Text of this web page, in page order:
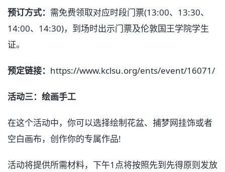
预订方式： 需免费领取对应时段门票(13:00、13:30、
14:00、14:30)，到场时出示门票及伦敦国王学院学生
证。
预定链接： https://www.kclsu.org/ents/event/16071/
活动三：绘画手工
在这个活动中，你可以选择绘制花盆、捕梦网挂饰或者
空白画布，创作你的专属作品!
活动将提供所需材料，下午1点将按照先到先得原则发放